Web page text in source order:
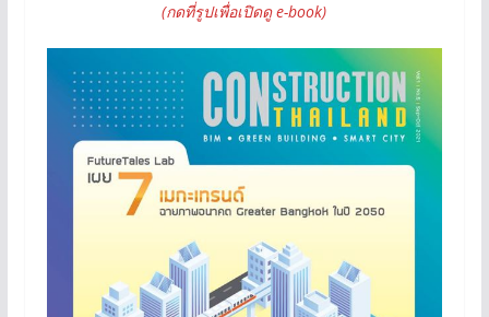
(กดที่รูปเพื่อเปิดดู e-book)